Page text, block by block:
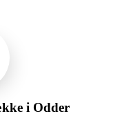
i Odder